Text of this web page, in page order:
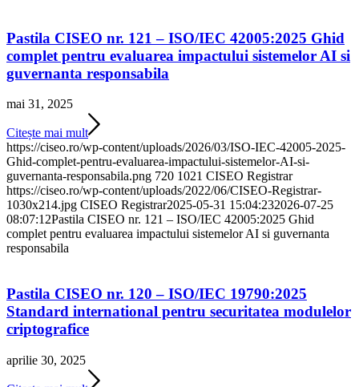
Pastila CISEO nr. 121 – ISO/IEC 42005:2025 Ghid
complet pentru evaluarea impactului sistemelor AI si
guvernanta responsabila
mai 31, 2025
Citește mai mult
https://ciseo.ro/wp-content/uploads/2026/03/ISO-IEC-42005-2025-
Ghid-complet-pentru-evaluarea-impactului-sistemelor-AI-si-
guvernanta-responsabila.png 720 1021 CISEO Registrar
https://ciseo.ro/wp-content/uploads/2022/06/CISEO-Registrar-
1030x214.jpg CISEO Registrar2025-05-31 15:04:232026-07-25
08:07:12Pastila CISEO nr. 121 – ISO/IEC 42005:2025 Ghid
complet pentru evaluarea impactului sistemelor AI si guvernanta
responsabila
Pastila CISEO nr. 120 – ISO/IEC 19790:2025
Standard international pentru securitatea modulelor
criptografice
aprilie 30, 2025